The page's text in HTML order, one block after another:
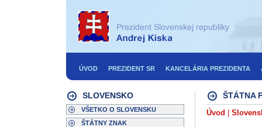
ÚVOD PREZIDENT SR KANCELÁRIA PREZIDENTA
SLOVENSKO
VŠETKO O SLOVENSKU
ŠTÁTNY ZNAK
ŠTÁTNA
Úvod